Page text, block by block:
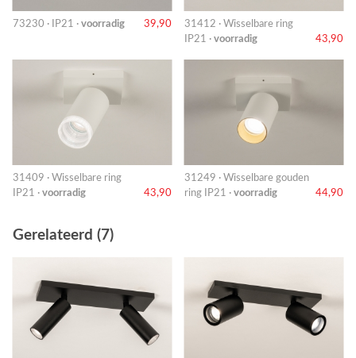
73230 · IP21 · voorradig 39,90
31412 · Wisselbare ring
IP21 · voorradig 43,90
31409 · Wisselbare ring
IP21 · voorradig 43,90
31249 · Wisselbare gouden
ring IP21 · voorradig 44,90
Gerelateerd (7)